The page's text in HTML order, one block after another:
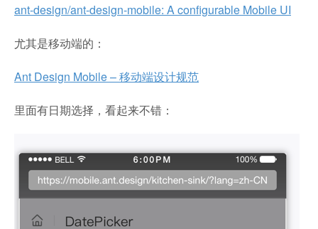
ant-design/ant-design-mobile: A configurable Mobile UI
尤其是移动端的：
Ant Design Mobile – 移动端设计规范
里面有日期选择，看起来不错：